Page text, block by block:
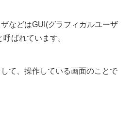
などはGUI(グラフィカルユーザ
ばれています。
て、操作している画面のことで